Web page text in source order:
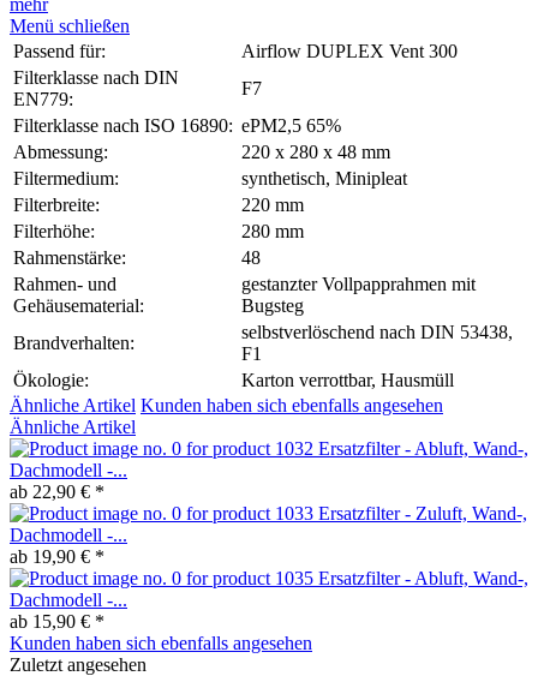
Menü schließen
Passend für:
Airflow DUPLEX Vent 300
Filterklasse nach DIN
EN779:
F7
Filterklasse nach ISO 16890: ePM2,5 65%
Abmessung:
220 x 280 x 48 mm
Filtermedium:
synthetisch, Minipleat
Filterbreite:
220 mm
Filterhöhe:
280 mm
Rahmenstärke:
48
Rahmen- und
Gehäusematerial:
gestanzter Vollpapprahmen mit
Bugsteg
Brandverhalten:
selbstverlöschend nach DIN 53438,
F1
Ökologie:
Karton verrottbar, Hausmüll
Ähnliche Artikel Kunden haben sich ebenfalls angesehen
Ähnliche Artikel
Ersatzfilter - Abluft, Wand-,
Dachmodell -...
ab 22,90 € *
Ersatzfilter - Zuluft, Wand-,
Dachmodell -...
ab 19,90 € *
Ersatzfilter - Abluft, Wand-,
Dachmodell -...
ab 15,90 € *
Kunden haben sich ebenfalls angesehen
Zuletzt angesehen